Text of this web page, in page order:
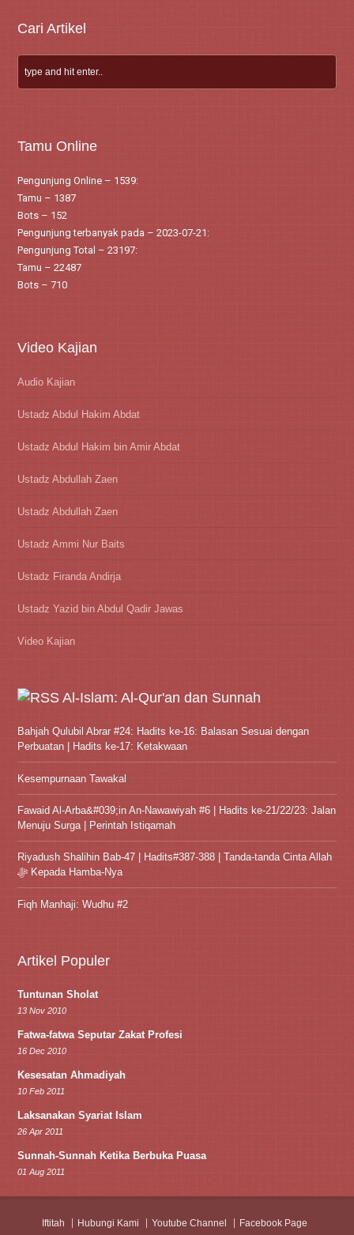
Cari Artikel
Tamu Online
Pengunjung Online – 1539:
Tamu – 1387
Bots – 152
Pengunjung terbanyak pada – 2023-07-21:
Pengunjung Total – 23197:
Tamu – 22487
Bots – 710
Video Kajian
Audio Kajian
Ustadz Abdul Hakim Abdat
Ustadz Abdul Hakim bin Amir Abdat
Ustadz Abdullah Zaen
Ustadz Abdullah Zaen
Ustadz Ammi Nur Baits
Ustadz Firanda Andirja
Ustadz Yazid bin Abdul Qadir Jawas
Video Kajian
Al-Islam: Al-Qur'an dan Sunnah
Bahjah Qulubil Abrar #24: Hadits ke-16: Balasan Sesuai dengan
Perbuatan | Hadits ke-17: Ketakwaan
Kesempurnaan Tawakal
Fawaid Al-Arba&#039;in An-Nawawiyah #6 | Hadits ke-21/22/23: Jalan
Menuju Surga | Perintah Istiqamah
Riyadush Shalihin Bab-47 | Hadits#387-388 | Tanda-tanda Cinta Allah
ﷻ Kepada Hamba-Nya
Fiqh Manhaji: Wudhu #2
Artikel Populer
Tuntunan Sholat
13 Nov 2010
Fatwa-fatwa Seputar Zakat Profesi
16 Dec 2010
Kesesatan Ahmadiyah
10 Feb 2011
Laksanakan Syariat Islam
26 Apr 2011
Sunnah-Sunnah Ketika Berbuka Puasa
01 Aug 2011
Iftitah Hubungi Kami Youtube Channel
Facebook Page